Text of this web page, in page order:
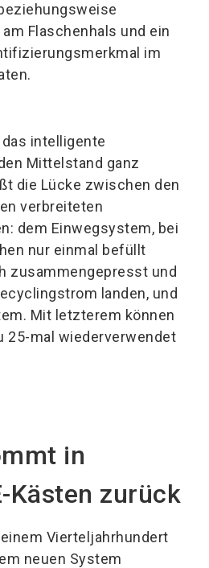
Flaschenhals und ein
im
intelligente
Mittelstand ganz
die Lücke zwischen den
verbreiteten
dem Einwegsystem, bei
nur einmal befüllt
zusammengepresst und
landen, und
Mit letzterem können
25-mal wiederverwendet
in
Kästen zurück
einem Vierteljahrhundert
neuen System